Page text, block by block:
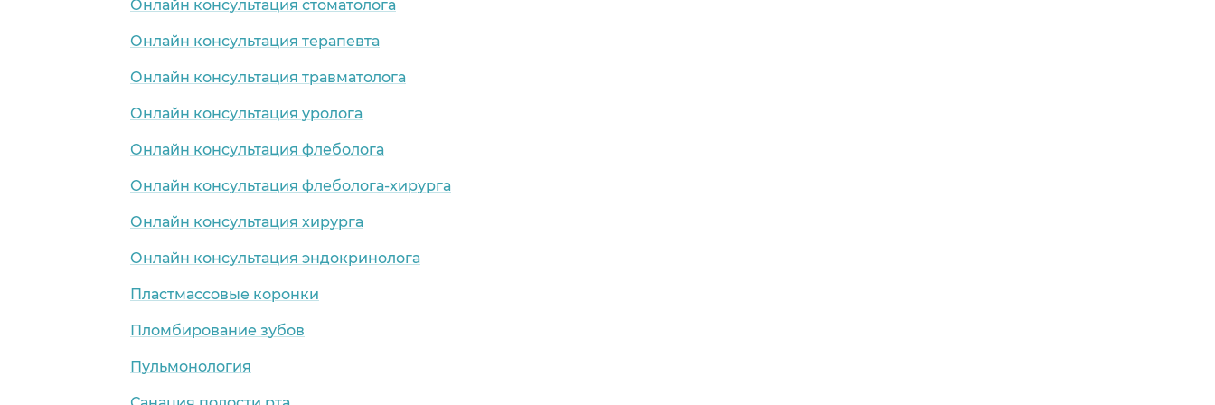
Онлайн консультация стоматолога
Онлайн консультация терапевта
Онлайн консультация травматолога
Онлайн консультация уролога
Онлайн консультация флеболога
Онлайн консультация флеболога-хирурга
Онлайн консультация хирурга
Онлайн консультация эндокринолога
Пластмассовые коронки
Пломбирование зубов
Пульмонология